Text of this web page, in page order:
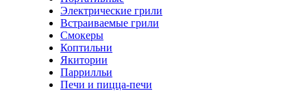
Электрические грили
Встраиваемые грили
Смокеры
Коптильни
Якитории
Паррилльи
Печи и пицца-печи